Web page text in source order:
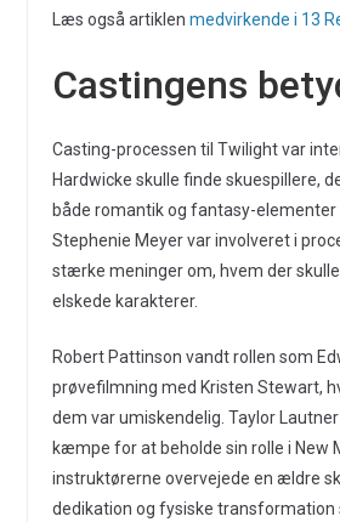
Læs også artiklen medvirkende i 13
Castingens
Casting-processen til Twilight var
Hardwicke skulle finde skuespillere,
både romantik og fantasy-
Stephenie Meyer var involveret i
stærke meninger om, hvem der
elskede karakterer.
Robert Pattinson vandt rollen som
prøvefilmning med Kristen Stewart,
dem var umiskendelig. Taylor
kæmpe for at beholde sin rolle i New
instruktørerne overvejede en ældre
dedikation og fysiske transformation